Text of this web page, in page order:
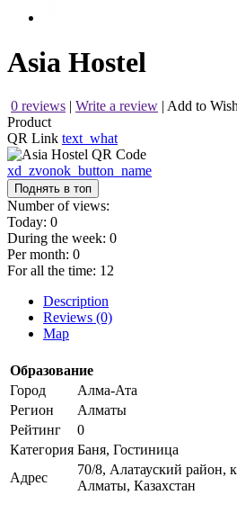
Asia Hostel
0 reviews | Write a review | Add to
Product
QR Link text_what
xd_zvonok_button_name
Поднять в топ
Number of views:
Today: 0
During the week: 0
Per month: 0
For all the time: 12
Description
Reviews (0)
Map
Образование
Город
Алма-Ата
Регион
Алматы
Рейтинг
0
Категория Баня, Гостиница
Адрес
70/8, Алатауский район,
Алматы, Казахстан